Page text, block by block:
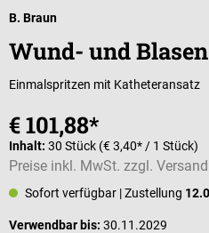
B. Braun
Wund- und
Einmalspritzen mit Katheteransatz
€ 101,88*
Inhalt: 30 Stück (€ 3,40* / 1 Stück)
Preise inkl. MwSt. zzgl.
Sofort verfügbar | Zustellung
Verwendbar bis: 30.11.2029